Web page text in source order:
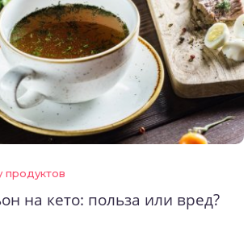
продуктов
на кето: польза или вред?